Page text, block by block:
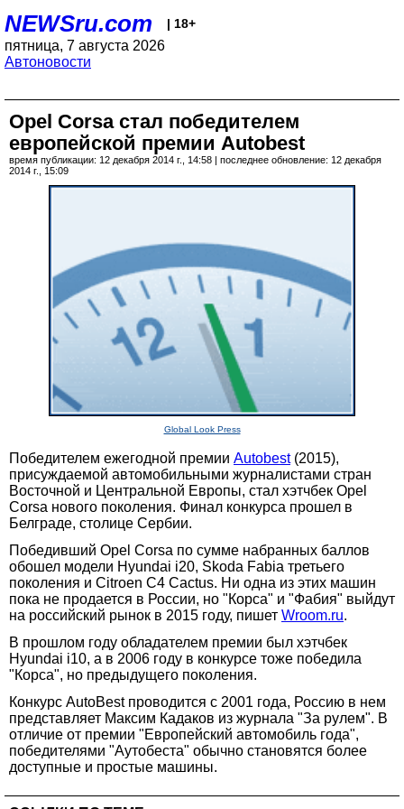
NEWSru.com | 18+
пятница, 7 августа 2026
Автоновости
Opel Corsa стал победителем
европейской премии Autobest
время публикации: 12 декабря 2014 г., 14:58 | последнее обновление: 12 декабря
2014 г., 15:09
Global Look Press
Победителем ежегодной премии Autobest(2015),
присуждаемой автомобильными журналистами стран
Восточной и Центральной Европы, стал хэтчбек Opel
Corsa нового поколения. Финал конкурса прошел в
Белграде, столице Сербии.
Победивший Opel Corsa по сумме набранных баллов
обошел модели Hyundai i20, Skoda Fabia третьего
поколения и Citroen C4 Cactus. Ни одна из этих машин
пока не продается в России, но "Корса" и "Фабия" выйдут
на российский рынок в 2015 году, пишет Wroom.ru.
В прошлом году обладателем премии был хэтчбек
Hyundai i10, а в 2006 году в конкурсе тоже победила
"Корса", но предыдущего поколения.
Конкурс AutoBest проводится с 2001 года, Россию в нем
представляет Максим Кадаков из журнала "За рулем". В
отличие от премии "Европейский автомобиль года",
победителями "Аутобеста" обычно становятся более
доступные и простые машины.